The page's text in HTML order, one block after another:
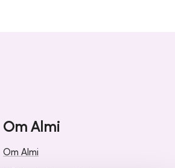
Om Almi
Om Almi